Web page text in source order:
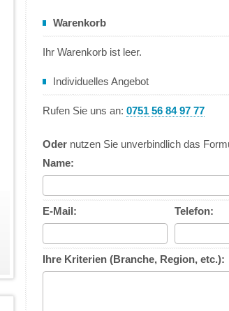
Warenkorb
Ihr Warenkorb ist leer.
Individuelles Angebot
Rufen Sie uns an: 0751 56 84 97 77
Odernutzen Sie unverbindlich das
Name:
E-Mail: Telefon:
Ihre Kriterien (Branche, Region, etc.):